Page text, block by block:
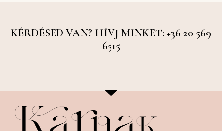
KÉRDÉSED VAN? HÍVJ MINKET: +36 20 569
6515